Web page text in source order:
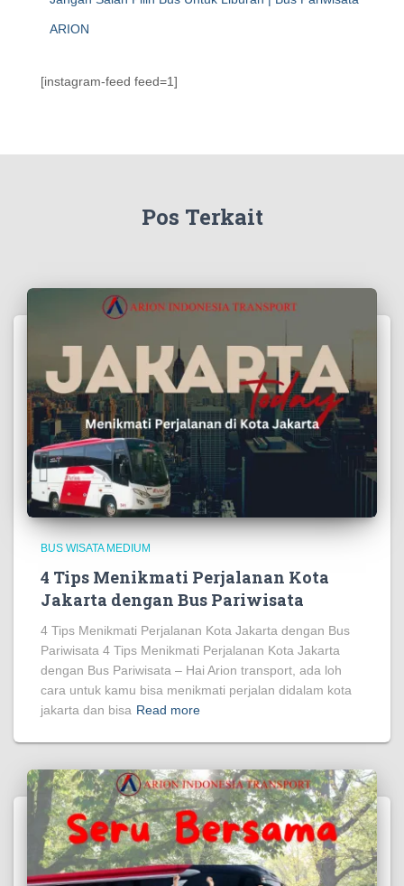
ARION
[instagram-feed feed=1]
Pos Terkait
BUS WISATA MEDIUM
4 Tips Menikmati Perjalanan Kota
Jakarta dengan Bus Pariwisata
4 Tips Menikmati Perjalanan Kota Jakarta dengan Bus
Pariwisata 4 Tips Menikmati Perjalanan Kota Jakarta
dengan Bus Pariwisata – Hai Arion transport, ada loh
cara untuk kamu bisa menikmati perjalan didalam kota
jakarta dan bisa Read more